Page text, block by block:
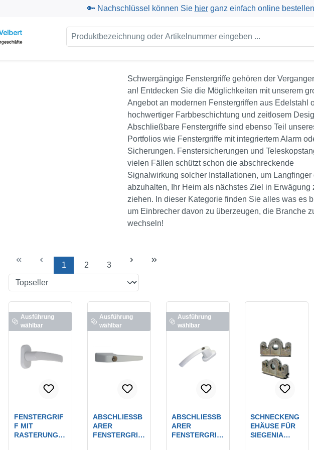
🔑 Nachschlüssel können Sie hierganz einfach online
Schwergängige Fenstergriffe gehören der
an! Entdecken Sie die Möglichkeiten mit unserem
Angebot an modernen Fenstergriffen aus Edelstahl
hochwertiger Farbbeschichtung und zeitlosem
Abschließbare Fenstergriffe sind ebenso Teil
Portfolios wie Fenstergriffe mit integriertem Alarm
Sicherungen. Fenstersicherungen und
vielen Fällen schützt schon die abschreckende
Signalwirkung solcher Installationen, um Langfinger
abzuhalten, Ihr Heim als nächstes Ziel in Erwägung
ziehen. In dieser Kategorie finden Sie alles was es
um Einbrecher davon zu überzeugen, die Branche
wechseln!
Seite
1
Seite
2
Seite
3
Ausführung
wählbar
FENSTERGRIF
F MIT
RASTERUNG /
Ausführung
wählbar
ABSCHLIESSBA
RER F
ENSTERGRIFF
Ausführung
wählbar
ABSCHLIESSBA
RER F
ENSTERGRIFF
SCHNECKENG
EHÄUSE FÜR
SIEGENIA